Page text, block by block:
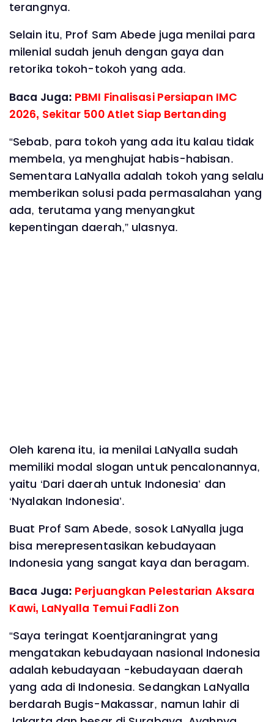
terangnya.
Selain itu, Prof Sam Abede juga menilai para
milenial sudah jenuh dengan gaya dan
retorika tokoh-tokoh yang ada.
Baca Juga: PBMI Finalisasi Persiapan IMC
2026, Sekitar 500 Atlet Siap Bertanding
“Sebab, para tokoh yang ada itu kalau tidak
membela, ya menghujat habis-habisan.
Sementara LaNyalla adalah tokoh yang selalu
memberikan solusi pada permasalahan yang
ada, terutama yang menyangkut
kepentingan daerah,” ulasnya.
Oleh karena itu, ia menilai LaNyalla sudah
memiliki modal slogan untuk pencalonannya,
yaitu ‘Dari daerah untuk Indonesia’ dan
‘Nyalakan Indonesia’.
Buat Prof Sam Abede, sosok LaNyalla juga
bisa merepresentasikan kebudayaan
Indonesia yang sangat kaya dan beragam.
Baca Juga: Perjuangkan Pelestarian Aksara
Kawi, LaNyalla Temui Fadli Zon
“Saya teringat Koentjaraningrat yang
mengatakan kebudayaan nasional Indonesia
adalah kebudayaan -kebudayaan daerah
yang ada di Indonesia. Sedangkan LaNyalla
berdarah Bugis-Makassar, namun lahir di